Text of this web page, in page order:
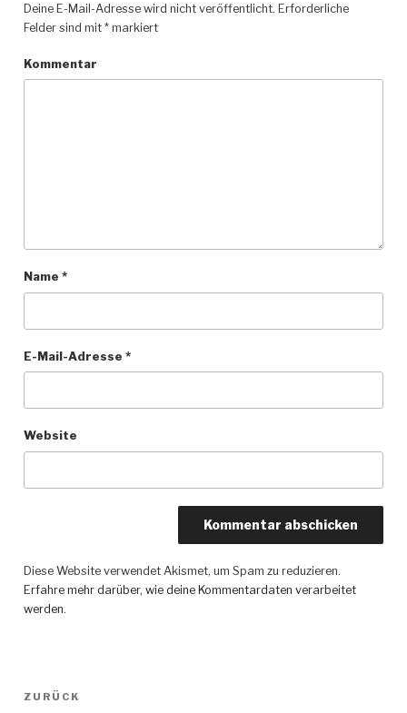
Deine E-Mail-Adresse wird nicht veröffentlicht. Erforderliche
Felder sind mit *markiert
Kommentar
Name *
E-Mail-Adresse *
Website
Diese Website verwendet Akismet, um Spam zu reduzieren.
Erfahre mehr darüber, wie deine Kommentardaten verarbeitet
werden.
Beitragsnavigation
Vorheriger
ZURÜCK